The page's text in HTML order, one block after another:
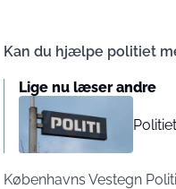
Kan du hjælpe politiet
Lige nu læser andre
Københavns Vestegn